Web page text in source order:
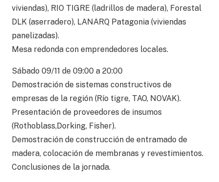
viviendas), RIO TIGRE (ladrillos de madera), Forestal
DLK (aserradero), LANARQ Patagonia (viviendas
panelizadas).
Mesa redonda con emprendedores locales.
Sábado 09/11 de 09:00 a 20:00
Demostración de sistemas constructivos de
empresas de la región (Río tigre, TAO, NOVAK).
Presentación de proveedores de insumos
(Rothoblass,Dorking, Fisher).
Demostración de construcción de entramado de
madera, colocación de membranas y revestimientos.
Conclusiones de la jornada.